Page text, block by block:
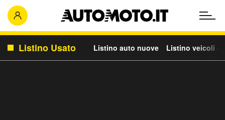
Listino Usato Listino auto nuove Listino veicoli